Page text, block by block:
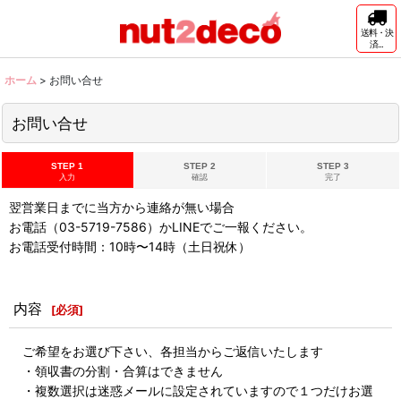
送料・決
済...
ホーム > お問い合せ
お問い合せ
STEP 1
入力
STEP 2
確認
STEP 3
完了
翌営業日までに当方から連絡が無い場合
お電話（03-5719-7586）かLINEでご一報ください。
お電話受付時間：10時〜14時（土日祝休）
内容 [必須]
ご希望をお選び下さい、各担当からご返信いたします
・領収書の分割・合算はできません
・複数選択は迷惑メールに設定されていますので１つだけお選